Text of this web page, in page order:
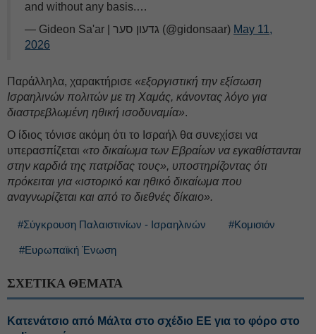
and without any basis.…
— Gideon Sa'ar | גדעון סער (@gidonsaar) May 11,
2026
Παράλληλα, χαρακτήρισε «εξοργιστική την εξίσωση
Ισραηλινών πολιτών με τη Χαμάς, κάνοντας λόγο για
διαστρεβλωμένη ηθική ισοδυναμία».
Ο ίδιος τόνισε ακόμη ότι το Ισραήλ θα συνεχίσει να
υπερασπίζεται «το δικαίωμα των Εβραίων να εγκαθίστανται
στην καρδιά της πατρίδας τους», υποστηρίζοντας ότι
πρόκειται για «ιστορικό και ηθικό δικαίωμα που
αναγνωρίζεται και από το διεθνές δίκαιο».
#Σύγκρουση Παλαιστινίων - Ισραηλινών #Κομισιόν
#Ευρωπαϊκή Ένωση
ΣΧΕΤΙΚΑ ΘΕΜΑΤΑ
Κατενάτσιο από Μάλτα στο σχέδιο ΕΕ για το φόρο στο